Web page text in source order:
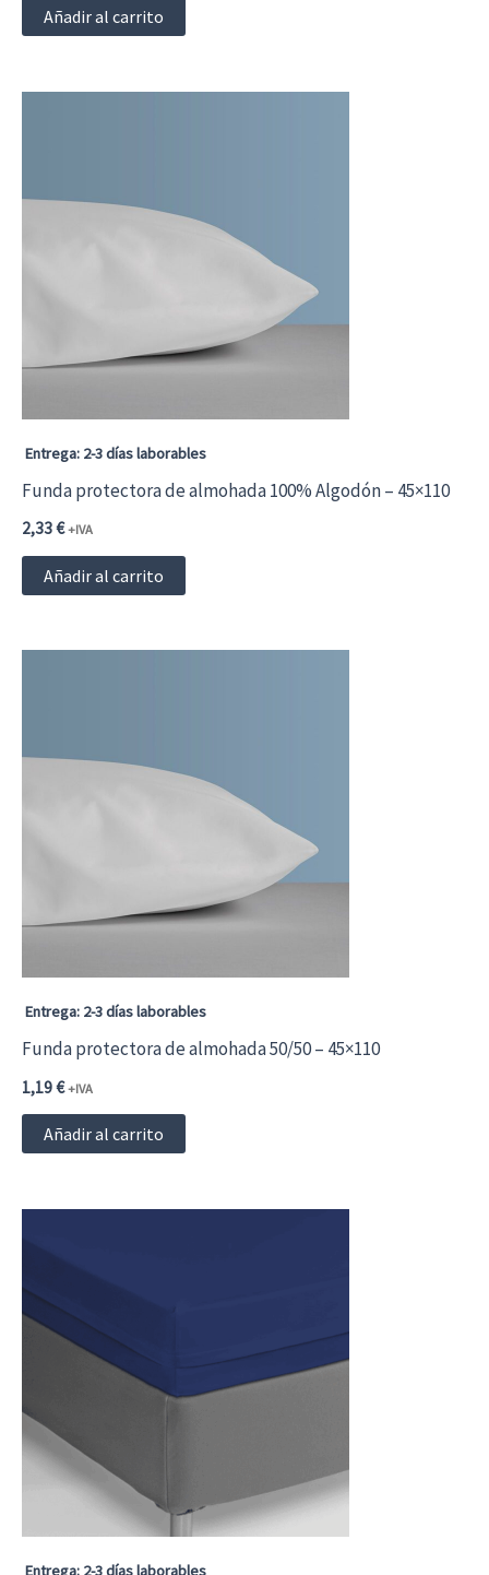
Añadir al carrito
Entrega: 2-3 días laborables
Funda protectora de almohada 100% Algodón – 45×110
2,33€ +IVA
Añadir al carrito
Entrega: 2-3 días laborables
Funda protectora de almohada 50/50 – 45×110
1,19€ +IVA
Añadir al carrito
Entrega: 2-3 días laborables